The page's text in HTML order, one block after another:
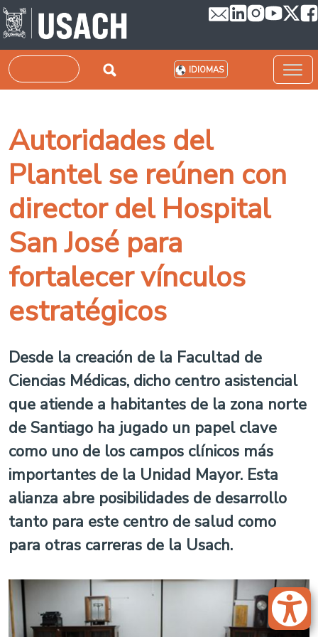
Pasar al contenido principal
Buscar IDIOMAS
Autoridades del
Plantel se reúnen con
director del Hospital
San José para
fortalecer vínculos
estratégicos
Desde la creación de la Facultad de
Ciencias Médicas, dicho centro asistencial
que atiende a habitantes de la zona norte
de Santiago ha jugado un papel clave
como uno de los campos clínicos más
importantes de la Unidad Mayor. Esta
alianza abre posibilidades de desarrollo
tanto para este centro de salud como
para otras carreras de la Usach.